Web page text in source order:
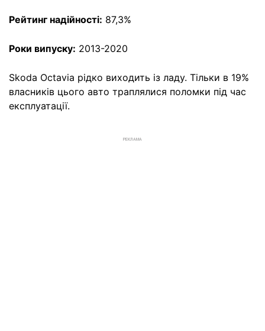
Рейтинг надійності: 87,3%
Роки випуску: 2013-2020
Skoda Octavia рідко виходить із ладу. Тільки в 19%
власників цього авто траплялися поломки під час
експлуатації.
РЕКЛАМА